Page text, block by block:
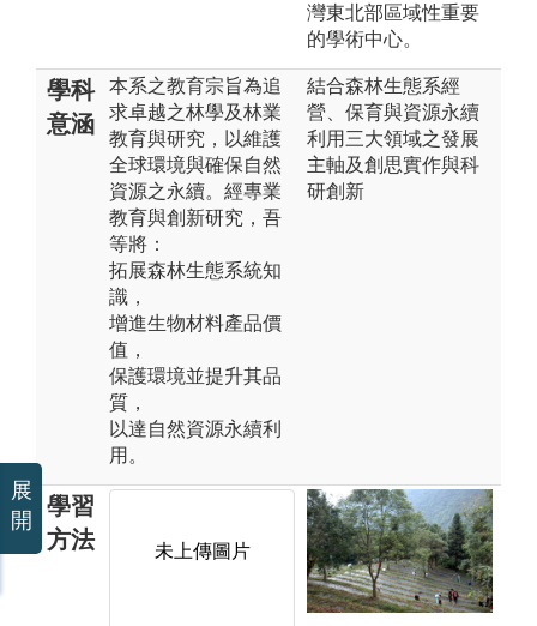
灣東北部區域性重要
的學術中心。
學科
意涵
本系之教育宗旨為追
求卓越之林學及林業
教育與研究，以維護
全球環境與確保自然
資源之永續。經專業
教育與創新研究，吾
等將：
拓展森林生態系統知
識，
增進生物材料產品價
值，
保護環境並提升其品
質，
以達自然資源永續利
用。
結合森林生態系經
營、保育與資源永續
利用三大領域之發展
主軸及創思實作與科
研創新
學習
方法
未上傳圖片 未上傳圖片
展
開